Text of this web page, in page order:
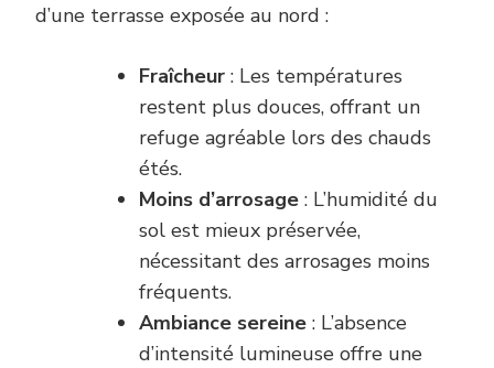
d’une terrasse exposée au nord :
Fraîcheur : Les températures
restent plus douces, offrant un
refuge agréable lors des chauds
étés.
Moins d’arrosage : L’humidité du
sol est mieux préservée,
nécessitant des arrosages moins
fréquents.
Ambiance sereine : L’absence
d’intensité lumineuse offre une